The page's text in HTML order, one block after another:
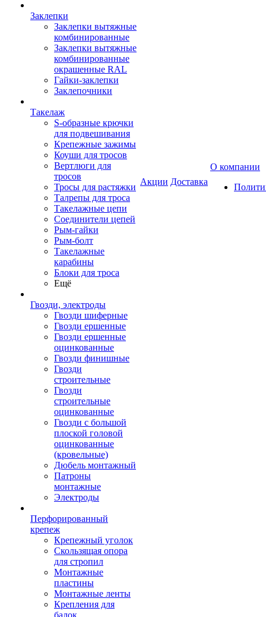
Заклепки
Заклепки вытяжные
комбинированные
Заклепки вытяжные
комбинированные
окрашенные RAL
Гайки-заклепки
Заклепочники
Такелаж
S-образные крючки
для подвешивания
Крепежные зажимы
Коуши для тросов
Вертлюги для
тросов
Тросы для растяжки
Талрепы для троса
Такелажные цепи
Соединители цепей
Рым-гайки
Рым-болт
Такелажные
карабины
Блоки для троса
Ещё
Гвозди, электроды
Гвозди шиферные
Гвозди ершенные
Гвозди ершенные
оцинкованные
Гвозди финишные
Гвозди
строительные
Гвозди
строительные
оцинкованные
Гвозди с большой
плоской головой
оцинкованные
(кровельные)
Дюбель монтажный
Патроны
монтажные
Электроды
Перфорированный
крепеж
Крепежный уголок
Скользящая опора
для стропил
Монтажные
пластины
Монтажные ленты
Крепления для
балок
Акции Доставка
О компании